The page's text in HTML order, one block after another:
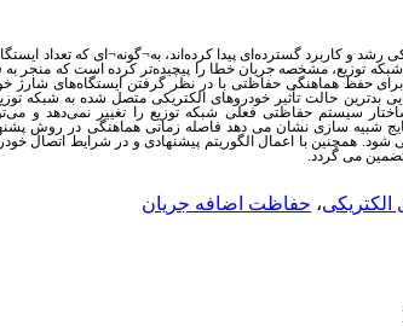
و کاربرد گسترده‌ای پیدا کرده‌اند، به¬گونه¬ای که تعداد
توزیع، مشخصه جریان خطا را پیچیده‌تر کرده است که منجر به
حفظ هماهنگی حفاظتی با در نظر گرفتن ایستگاه‌های شارژ
بدترین حالت تأثیر خودروهای الکتریکی متصل شده به شبکه
سیستم حفاظتی فعلی شبکه توزیع را تغییر نمی‌دهد و
نتایج شبیه سازی نشان می دهد فاصله زمانی هماهنگی در روش
و پشتیبان، در مقدار 300 میلی ثانیه حفظ می شود. همچنین با اعمال الگوریتم پیشنهادی و در
.
، حفاظت اضافه جریان